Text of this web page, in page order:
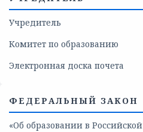
Учредитель
Комитет по образованию
Электронная доска почета
ФЕДЕРАЛЬНЫЙ ЗАКОН
«Об образовании в